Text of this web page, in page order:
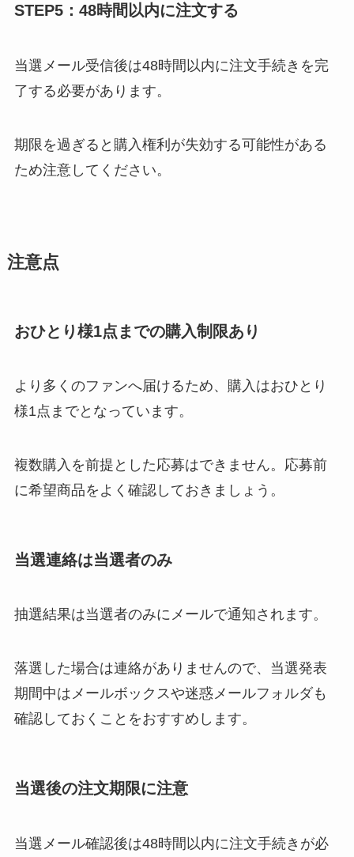
STEP5：48時間以内に注文する
当選メール受信後は48時間以内に注文手続きを完
了する必要があります。
期限を過ぎると購入権利が失効する可能性がある
ため注意してください。
注意点
おひとり様1点までの購入制限あり
より多くのファンへ届けるため、購入はおひとり
様1点までとなっています。
複数購入を前提とした応募はできません。応募前
に希望商品をよく確認しておきましょう。
当選連絡は当選者のみ
抽選結果は当選者のみにメールで通知されます。
落選した場合は連絡がありませんので、当選発表
期間中はメールボックスや迷惑メールフォルダも
確認しておくことをおすすめします。
当選後の注文期限に注意
当選メール確認後は48時間以内に注文手続きが必